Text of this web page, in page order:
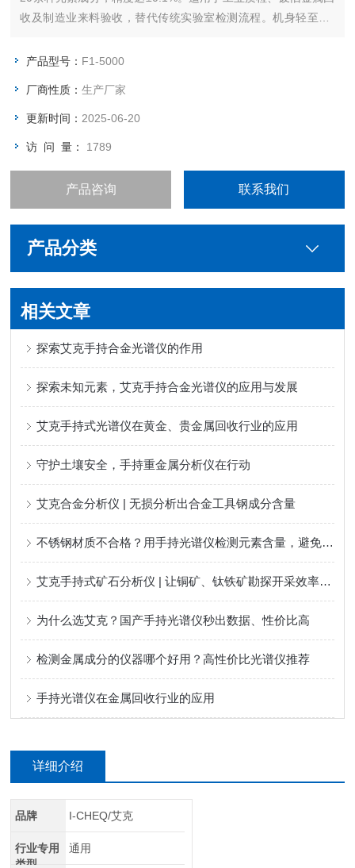
收及制造业来料验收，替代传统实验室检测流程。机身轻至1.3
产品型号： F1-5000
厂商性质：生产厂家
更新时间： 2025-06-20
访 问 量： 1789
产品咨询 联系我们
产品分类
相关文章
探索艾克手持合金光谱仪的作用
探索未知元素，艾克手持合金光谱仪的应用与发展
艾克手持式光谱仪在黄金、贵金属回收行业的应用
守护土壤安全，手持重金属分析仪在行动
艾克合金分析仪 | 无损分析出合金工具钢成分含量
不锈钢材质不合格？用手持光谱仪检测元素含量，避免不合格产品
艾克手持式矿石分析仪 | 让铜矿、钛铁矿勘探开采效率更高
为什么选艾克？国产手持光谱仪秒出数据、性价比高
检测金属成分的仪器哪个好用？高性价比光谱仪推荐
手持光谱仪在金属回收行业的应用
详细介绍
品牌 I-CHEQ/艾克
行业专用
类型
通用